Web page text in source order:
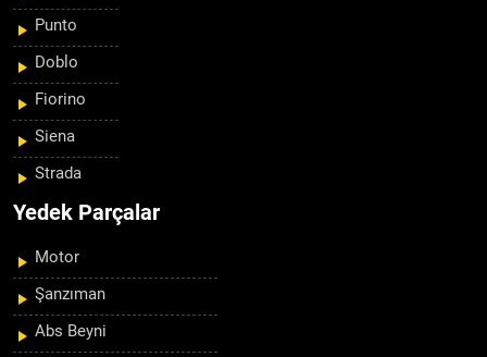
Punto
Doblo
Fiorino
Siena
Strada
Yedek Parçalar
Motor
Şanzıman
Abs Beyni